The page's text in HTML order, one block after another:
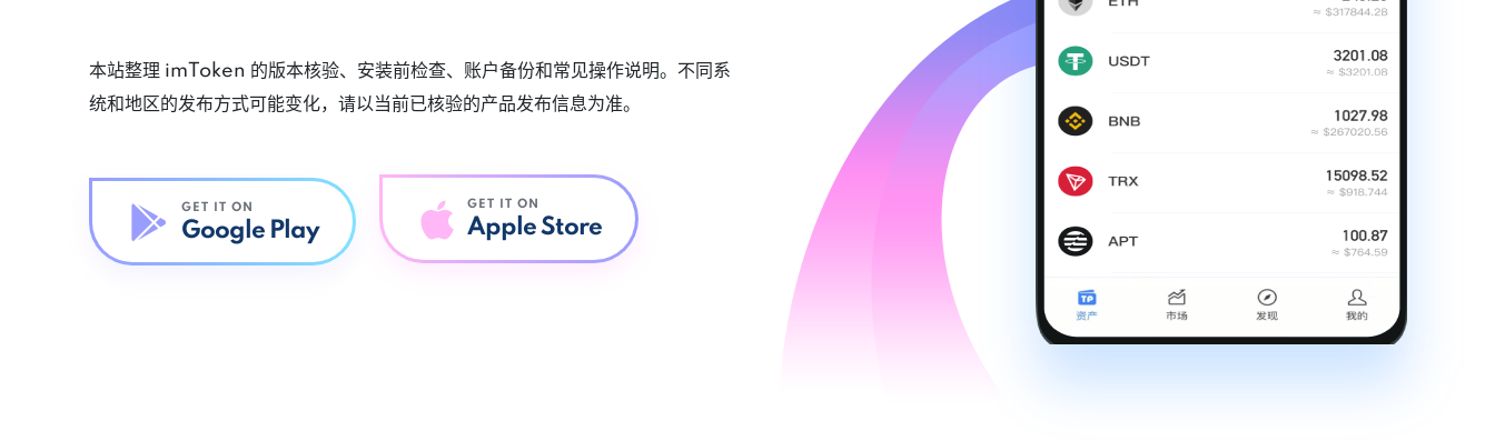
本站整理 imToken 的版本核验、安装前检查、账户备份和常见操作说明。不同系
统和地区的发布方式可能变化，请以当前已核验的产品发布信息为准。
GET IT ON
Google Play
GET IT ON
Apple Store